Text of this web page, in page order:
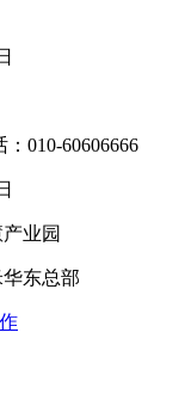
010-60606666
业园
东总部